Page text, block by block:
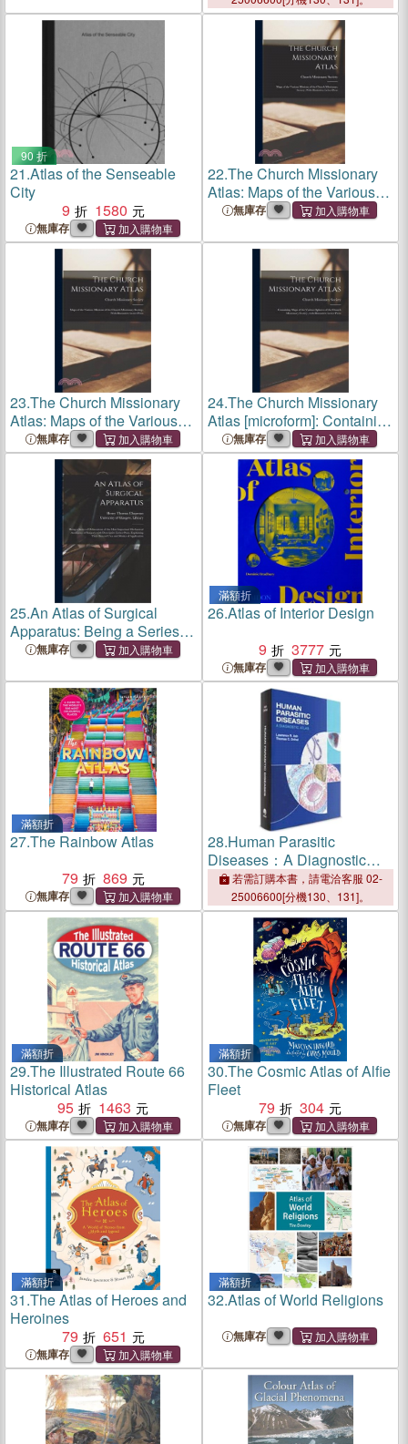
With Illustrative Letter-Press
90 折
21.Atlas of the Senseable
City
9
1580
無庫存
22.The Church Missionary
Atlas: Maps of the Various
Missions of the Church
Illustrative Letter-Press
無庫存
23.The Church Missionary
Atlas: Maps of the Various
Missions of the Church
Missionary Society, With
Illustrative Letter-Press
無庫存
24.The Church Missionary
Atlas [microform]: Containing
Maps of the Various Spheres
of the Church Missionary
Society, With Illustrative
Letter-press
無庫存
25.An Atlas of Surgical
Apparatus: Being a Series of
Delineations of the Most
Auxiliaries of Surgery, With
Descriptive Letter-press,
無庫存
滿額折
26.Atlas of Interior Design
9
3777
無庫存
滿額折
27.The Rainbow Atlas
79
869
無庫存
28.Human Parasitic
Diseases：A Diagnostic
Atlas若需訂購本書，請電洽客服 02-
25006600[分機130、131]。
滿額折
29.The Illustrated Route 66
Historical Atlas
95
1463
無庫存
滿額折
30.The Cosmic Atlas of Alfie
Fleet
79
304
無庫存
滿額折
31.The Atlas of Heroes and
Heroines
79
651
無庫存
滿額折
32.Atlas of World Religions
無庫存